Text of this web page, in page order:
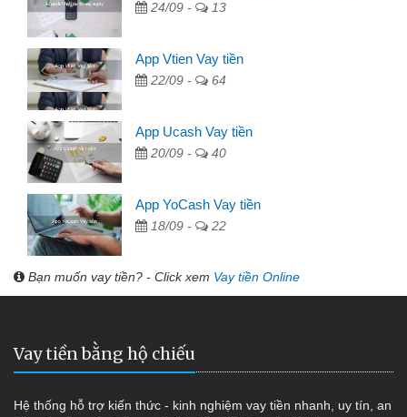
24/09 - 13
App Vtien Vay tiền
22/09 - 64
App Ucash Vay tiền
20/09 - 40
App YoCash Vay tiền
18/09 - 22
Bạn muốn vay tiền? - Click xem Vay tiền Online
Vay tiền bằng hộ chiếu
Hệ thống hỗ trợ kiến thức - kinh nghiệm vay tiền nhanh, uy tín, an